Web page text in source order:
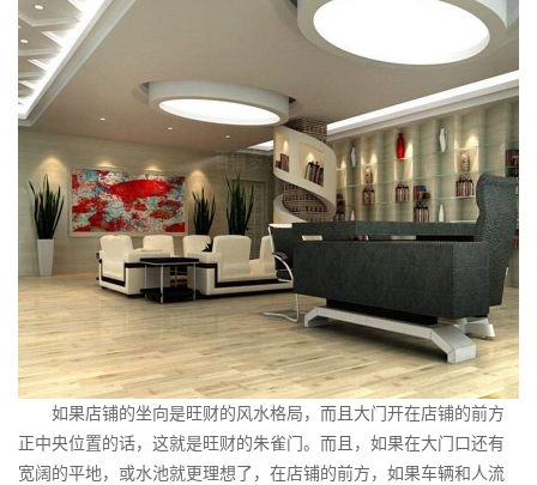
如果店铺的坐向是旺财的风水格局，而且大门开在店铺的前方
正中央位置的话，这就是旺财的朱雀门。而且，如果在大门口还有
宽阔的平地，或水池就更理想了，在店铺的前方，如果车辆和人流